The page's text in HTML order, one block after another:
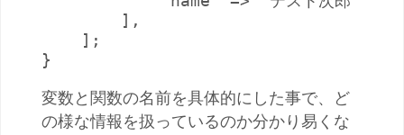
        ],
    ];
}
変数と関数の名前を具体的にした事で、ど
の様な情報を扱っているのか分かり易くな